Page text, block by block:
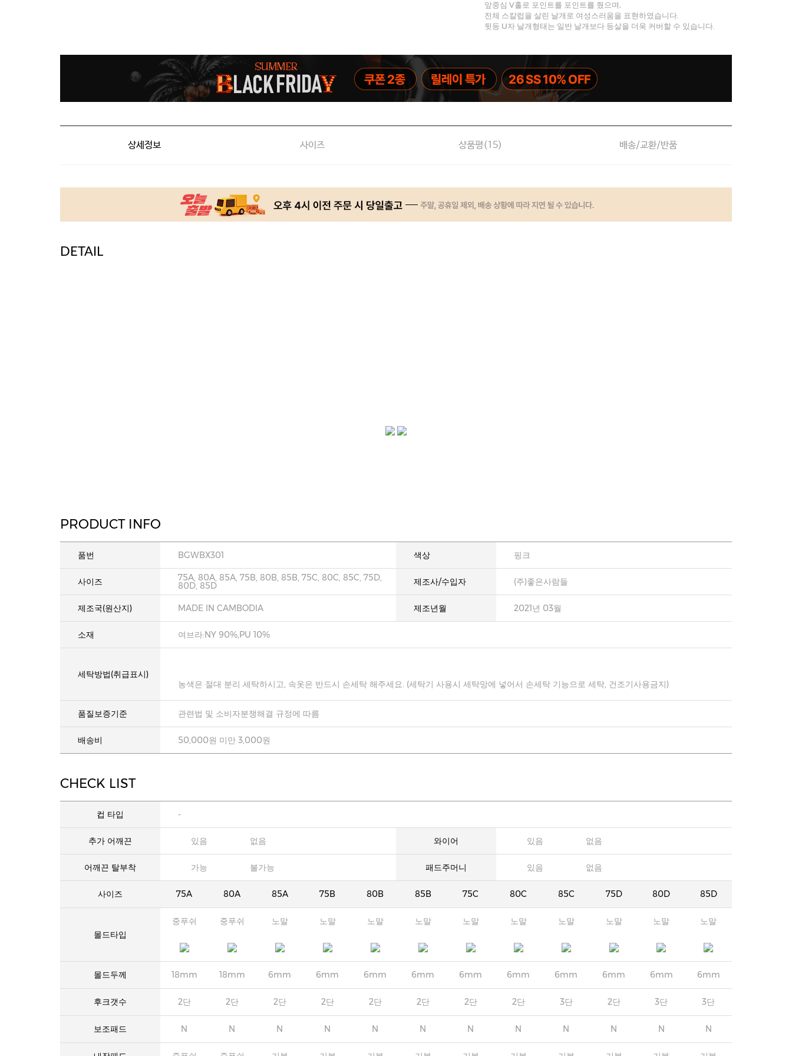
앞중심 V홀로 포인트를 포인트를 줬으며,
전체 스칼럽을 살린 날개로 여성스러움을 표현하였습니다.
뒷등 U자 날개형태는 일반 날개보다 등살을 더욱 커버할 수 있습니다.
상세정보 사이즈 상품평(15) 배송/교환/반품
DETAIL
PRODUCT INFO
품번 BGWBX301 색상 핑크
사이즈 75A, 80A, 85A, 75B, 80B, 85B, 75C, 80C, 85C, 75D,
80D, 85D 제조사/수입자 (주)좋은사람들
제조국(원산지) MADE IN CAMBODIA 제조년월 2021년 03월
소재 여브라:NY 90%,PU 10%
세탁방법(취급표시)
농색은 절대 분리 세탁하시고, 속옷은 반드시 손세탁 해주세요. (세탁기 사용시 세탁망에 넣어서 손세탁 기능으로 세탁, 건조기사용금지)
품질보증기준 관련법 및 소비자분쟁해결 규정에 따름
배송비 50,000원 미만 3,000원
CHECK LIST
컵 타입 -
추가 어깨끈 있음 없음 와이어 있음 없음
어깨끈 탈부착 가능 불가능 패드주머니 있음 없음
사이즈 75A 80A 85A 75B 80B 85B 75C 80C 85C 75D 80D 85D
몰드타입
중푸쉬 중푸쉬 노말 노말 노말 노말 노말 노말 노말 노말 노말 노말
몰드두께 18mm 18mm 6mm 6mm 6mm 6mm 6mm 6mm 6mm 6mm 6mm 6mm
후크갯수 2단 2단 2단 2단 2단 2단 2단 2단 3단 2단 3단 3단
보조패드 N N N N N N N N N N N N